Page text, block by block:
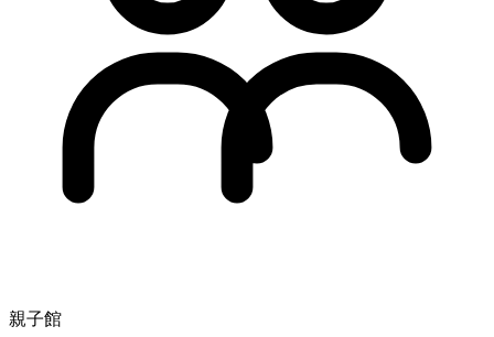
親子館